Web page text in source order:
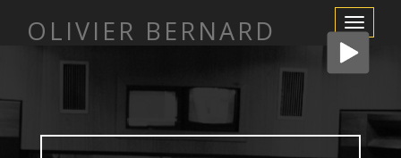
Afficher/
la
navigation
OLIVIER BERNARD